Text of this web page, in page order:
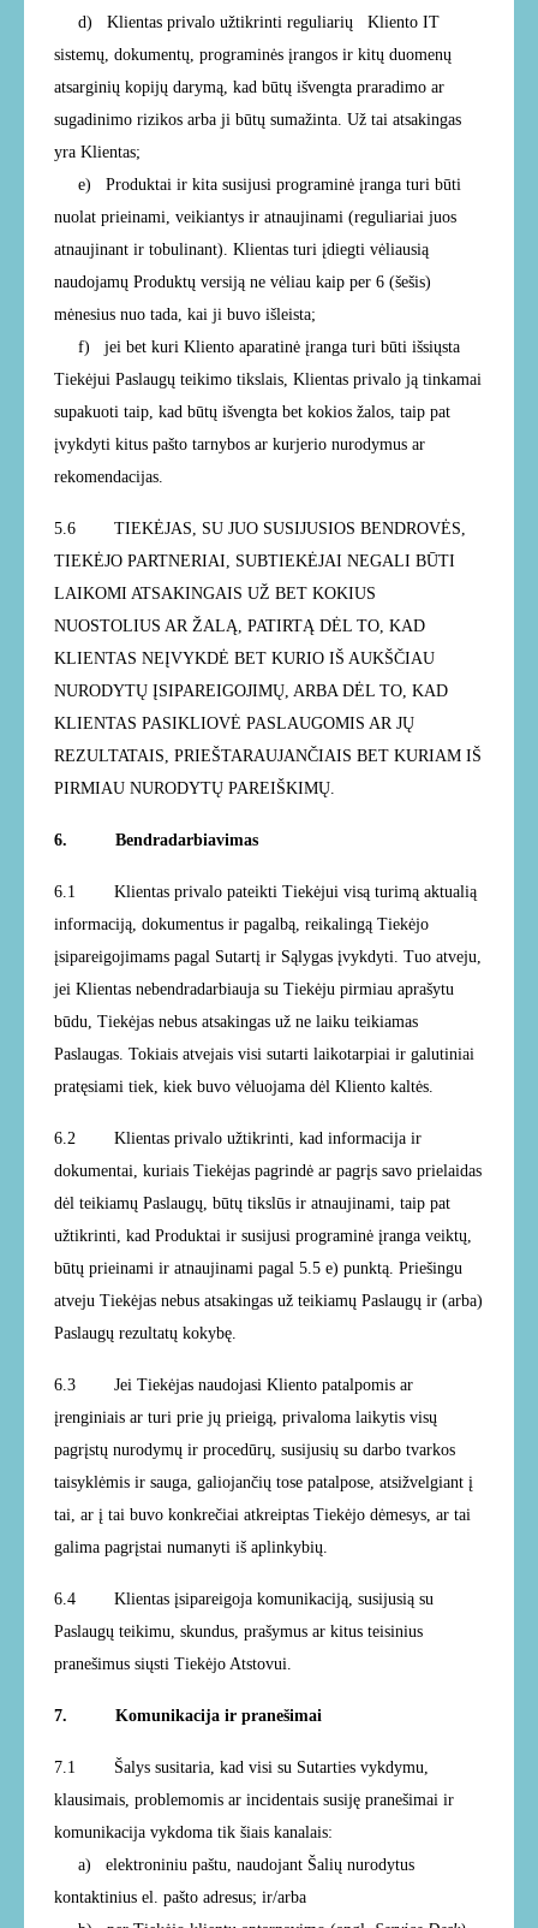
d) Klientas privalo užtikrinti reguliarių Kliento IT
sistemų, dokumentų, programinės įrangos ir kitų duomenų
atsarginių kopijų darymą, kad būtų išvengta praradimo ar
sugadinimo rizikos arba ji būtų sumažinta. Už tai atsakingas
yra Klientas;
e) Produktai ir kita susijusi programinė įranga turi būti
nuolat prieinami, veikiantys ir atnaujinami (reguliariai juos
atnaujinant ir tobulinant). Klientas turi įdiegti vėliausią
naudojamų Produktų versiją ne vėliau kaip per 6 (šešis)
mėnesius nuo tada, kai ji buvo išleista;
f) jei bet kuri Kliento aparatinė įranga turi būti išsiųsta
Tiekėjui Paslaugų teikimo tikslais, Klientas privalo ją tinkamai
supakuoti taip, kad būtų išvengta bet kokios žalos, taip pat
įvykdyti kitus pašto tarnybos ar kurjerio nurodymus ar
rekomendacijas.
5.6 TIEKĖJAS, SU JUO SUSIJUSIOS BENDROVĖS,
TIEKĖJO PARTNERIAI, SUBTIEKĖJAI NEGALI BŪTI
LAIKOMI ATSAKINGAIS UŽ BET KOKIUS
NUOSTOLIUS AR ŽALĄ, PATIRTĄ DĖL TO, KAD
KLIENTAS NEĮVYKDĖ BET KURIO IŠ AUKŠČIAU
NURODYTŲ ĮSIPAREIGOJIMŲ, ARBA DĖL TO, KAD
KLIENTAS PASIKLIOVĖ PASLAUGOMIS AR JŲ
REZULTATAIS, PRIEŠTARAUJANČIAIS BET KURIAM IŠ
PIRMIAU NURODYTŲ PAREIŠKIMŲ.
6. Bendradarbiavimas
6.1 Klientas privalo pateikti Tiekėjui visą turimą aktualią
informaciją, dokumentus ir pagalbą, reikalingą Tiekėjo
įsipareigojimams pagal Sutartį ir Sąlygas įvykdyti. Tuo atveju,
jei Klientas nebendradarbiauja su Tiekėju pirmiau aprašytu
būdu, Tiekėjas nebus atsakingas už ne laiku teikiamas
Paslaugas. Tokiais atvejais visi sutarti laikotarpiai ir galutiniai
pratęsiami tiek, kiek buvo vėluojama dėl Kliento kaltės.
6.2 Klientas privalo užtikrinti, kad informacija ir
dokumentai, kuriais Tiekėjas pagrindė ar pagrįs savo prielaidas
dėl teikiamų Paslaugų, būtų tikslūs ir atnaujinami, taip pat
užtikrinti, kad Produktai ir susijusi programinė įranga veiktų,
būtų prieinami ir atnaujinami pagal 5.5 e) punktą. Priešingu
atveju Tiekėjas nebus atsakingas už teikiamų Paslaugų ir (arba)
Paslaugų rezultatų kokybę.
6.3 Jei Tiekėjas naudojasi Kliento patalpomis ar
įrenginiais ar turi prie jų prieigą, privaloma laikytis visų
pagrįstų nurodymų ir procedūrų, susijusių su darbo tvarkos
taisyklėmis ir sauga, galiojančių tose patalpose, atsižvelgiant į
tai, ar į tai buvo konkrečiai atkreiptas Tiekėjo dėmesys, ar tai
galima pagrįstai numanyti iš aplinkybių.
6.4 Klientas įsipareigoja komunikaciją, susijusią su
Paslaugų teikimu, skundus, prašymus ar kitus teisinius
pranešimus siųsti Tiekėjo Atstovui.
7. Komunikacija ir pranešimai
7.1 Šalys susitaria, kad visi su Sutarties vykdymu,
klausimais, problemomis ar incidentais susiję pranešimai ir
komunikacija vykdoma tik šiais kanalais:
a) elektroniniu paštu, naudojant Šalių nurodytus
kontaktinius el. pašto adresus; ir/arba